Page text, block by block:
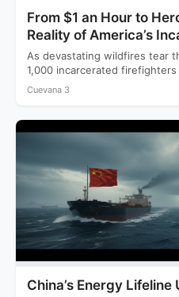
From $1 an Hour to
Reality of America’s
As devastating wildfires tear
1,000 incarcerated
Cuevana 3
China’s Energy